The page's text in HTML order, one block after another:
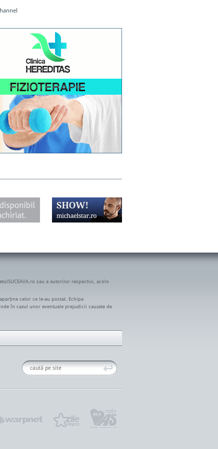
sau a autorilor respectivi, acolo
celor ce le-au postat. Echipa
în cazul unor eventuale prejudicii cauzate de